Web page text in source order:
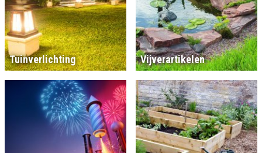
Tuinverlichting Vijverartikelen